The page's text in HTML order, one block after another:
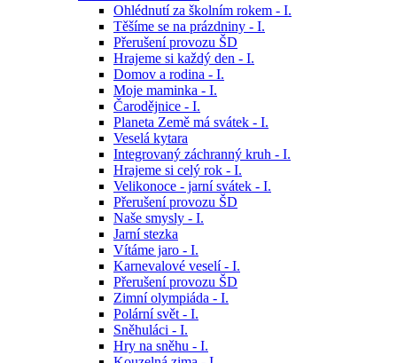
Ohlédnutí za školním rokem - I.
Těšíme se na prázdniny - I.
Přerušení provozu ŠD
Hrajeme si každý den - I.
Domov a rodina - I.
Moje maminka - I.
Čarodějnice - I.
Planeta Země má svátek - I.
Veselá kytara
Integrovaný záchranný kruh - I.
Hrajeme si celý rok - I.
Velikonoce - jarní svátek - I.
Přerušení provozu ŠD
Naše smysly - I.
Jarní stezka
Vítáme jaro - I.
Karnevalové veselí - I.
Přerušení provozu ŠD
Zimní olympiáda - I.
Polární svět - I.
Sněhuláci - I.
Hry na sněhu - I.